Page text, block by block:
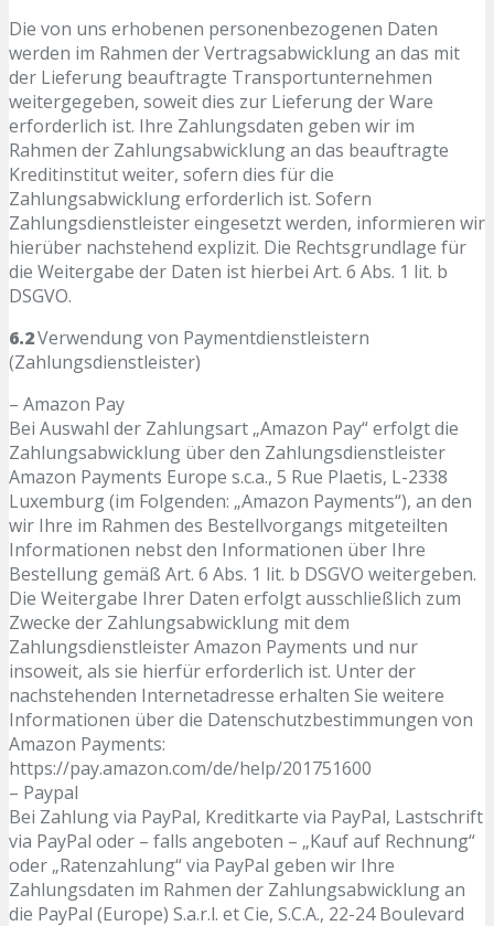
Die von uns erhobenen personenbezogenen Daten
werden im Rahmen der Vertragsabwicklung an das mit
der Lieferung beauftragte Transportunternehmen
weitergegeben, soweit dies zur Lieferung der Ware
erforderlich ist. Ihre Zahlungsdaten geben wir im
Rahmen der Zahlungsabwicklung an das beauftragte
Kreditinstitut weiter, sofern dies für die
Zahlungsabwicklung erforderlich ist. Sofern
Zahlungsdienstleister eingesetzt werden, informieren wir
hierüber nachstehend explizit. Die Rechtsgrundlage für
die Weitergabe der Daten ist hierbei Art. 6 Abs. 1 lit. b
DSGVO.
6.2Verwendung von Paymentdienstleistern
(Zahlungsdienstleister)
– Amazon Pay
Bei Auswahl der Zahlungsart „Amazon Pay“ erfolgt die
Zahlungsabwicklung über den Zahlungsdienstleister
Amazon Payments Europe s.c.a., 5 Rue Plaetis, L-2338
Luxemburg (im Folgenden: „Amazon Payments“), an den
wir Ihre im Rahmen des Bestellvorgangs mitgeteilten
Informationen nebst den Informationen über Ihre
Bestellung gemäß Art. 6 Abs. 1 lit. b DSGVO weitergeben.
Die Weitergabe Ihrer Daten erfolgt ausschließlich zum
Zwecke der Zahlungsabwicklung mit dem
Zahlungsdienstleister Amazon Payments und nur
insoweit, als sie hierfür erforderlich ist. Unter der
nachstehenden Internetadresse erhalten Sie weitere
Informationen über die Datenschutzbestimmungen von
Amazon Payments:
https://pay.amazon.com/de/help/201751600
– Paypal
Bei Zahlung via PayPal, Kreditkarte via PayPal, Lastschrift
via PayPal oder – falls angeboten – „Kauf auf Rechnung“
oder „Ratenzahlung“ via PayPal geben wir Ihre
Zahlungsdaten im Rahmen der Zahlungsabwicklung an
die PayPal (Europe) S.a.r.l. et Cie, S.C.A., 22-24 Boulevard